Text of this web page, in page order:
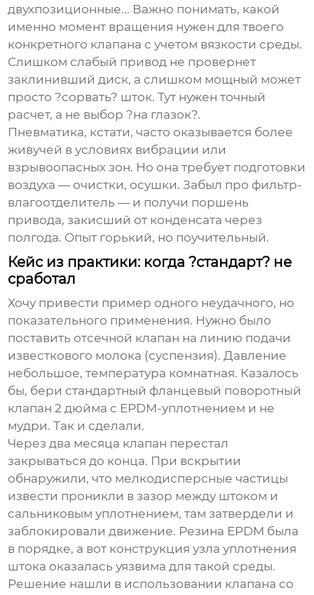
двухпозиционные... Важно понимать, какой
именно момент вращения нужен для твоего
конкретного клапана с учетом вязкости среды.
Слишком слабый привод не провернет
заклинивший диск, а слишком мощный может
просто ?сорвать? шток. Тут нужен точный
расчет, а не выбор ?на глазок?.
Пневматика, кстати, часто оказывается более
живучей в условиях вибрации или
взрывоопасных зон. Но она требует подготовки
воздуха — очистки, осушки. Забыл про фильтр-
влагоотделитель — и получи поршень
привода, закисший от конденсата через
полгода. Опыт горький, но поучительный.
Кейс из практики: когда ?стандарт? не
сработал
Хочу привести пример одного неудачного, но
показательного применения. Нужно было
поставить отсечной клапан на линию подачи
известкового молока (суспензия). Давление
небольшое, температура комнатная. Казалось
бы, бери стандартный фланцевый поворотный
клапан 2 дюйма с EPDM-уплотнением и не
мудри. Так и сделали.
Через два месяца клапан перестал
закрываться до конца. При вскрытии
обнаружили, что мелкодисперсные частицы
извести проникли в зазор между штоком и
сальниковым уплотнением, там затвердели и
заблокировали движение. Резина EPDM была
в порядке, а вот конструкция узла уплотнения
штока оказалась уязвима для такой среды.
Решение нашли в использовании клапана со